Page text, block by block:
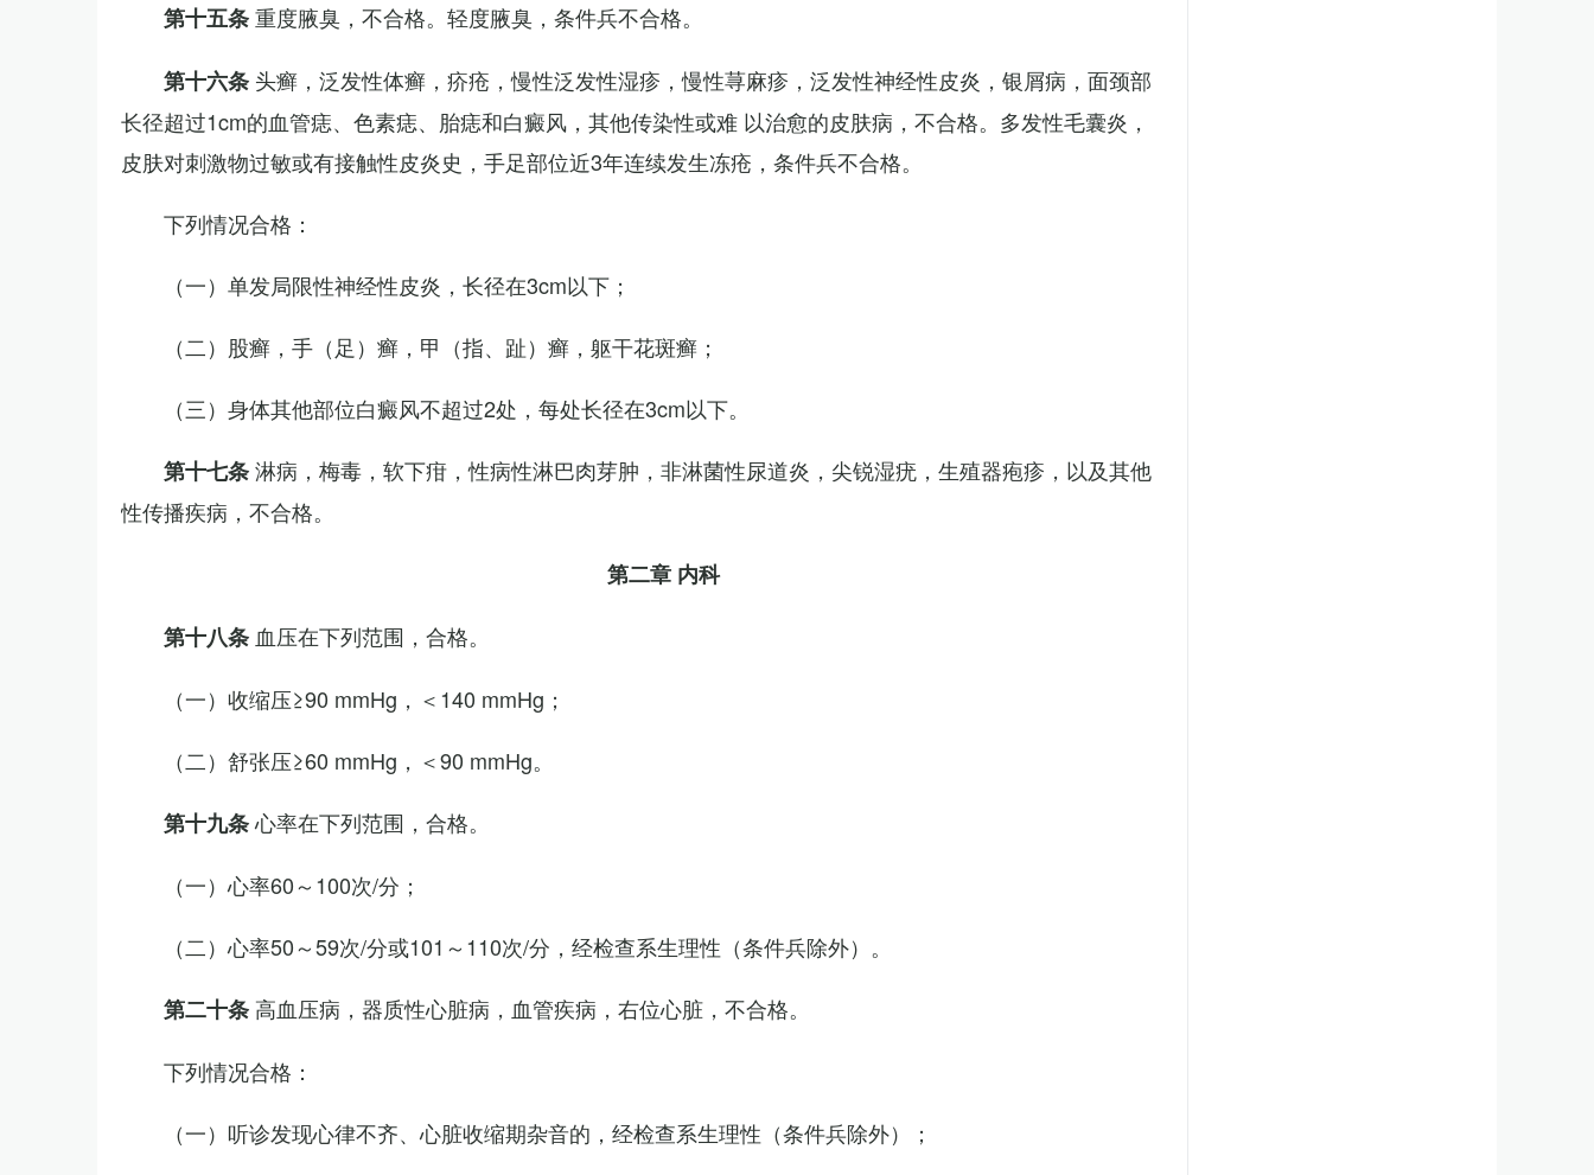
第十五条重度腋臭，不合格。轻度腋臭，条件兵不合格。
第十六条 头癣，泛发性体癣，疥疮，慢性泛发性湿疹，慢性荨麻疹，泛发性神经性皮炎，银屑病，面颈部
长径超过1cm的血管痣、色素痣、胎痣和白癜风，其他传染性或难 以治愈的皮肤病，不合格。多发性毛囊炎，
皮肤对刺激物过敏或有接触性皮炎史，手足部位近3年连续发生冻疮，条件兵不合格。
下列情况合格：
（一）单发局限性神经性皮炎，长径在3cm以下；
（二）股癣，手（足）癣，甲（指、趾）癣，躯干花斑癣；
（三）身体其他部位白癜风不超过2处，每处长径在3cm以下。
第十七条淋病，梅毒，软下疳，性病性淋巴肉芽肿，非淋菌性尿道炎，尖锐湿疣，生殖器疱疹，以及其他
性传播疾病，不合格。
第二章 内科
第十八条 血压在下列范围，合格。
（一）收缩压≥90 mmHg，＜140 mmHg；
（二）舒张压≥60 mmHg，＜90 mmHg。
第十九条心率在下列范围，合格。
（一）心率60～100次/分；
（二）心率50～59次/分或101～110次/分，经检查系生理性（条件兵除外）。
第二十条 高血压病，器质性心脏病，血管疾病，右位心脏，不合格。
下列情况合格：
（一）听诊发现心律不齐、心脏收缩期杂音的，经检查系生理性（条件兵除外）；